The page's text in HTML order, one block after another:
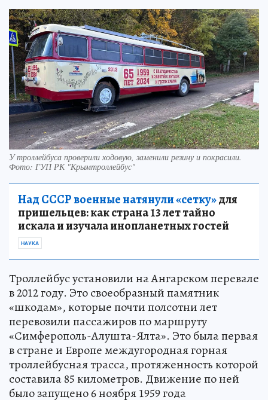
У троллейбуса проверили ходовую, заменили резину и покрасили.
Фото: ГУП РК "Крымтроллейбус"
Над СССР военные натянули «сетку»для
пришельцев: как страна 13 лет тайно
искала и изучала инопланетных гостей
НАУКА
Троллейбус установили на Ангарском перевале
в 2012 году. Это своеобразный памятник
«шкодам», которые почти полсотни лет
перевозили пассажиров по маршруту
«Симферополь-Алушта-Ялта». Это была первая
в стране и Европе междугородная горная
троллейбусная трасса, протяженность которой
составила 85 километров. Движение по ней
было запущено 6 ноября 1959 года